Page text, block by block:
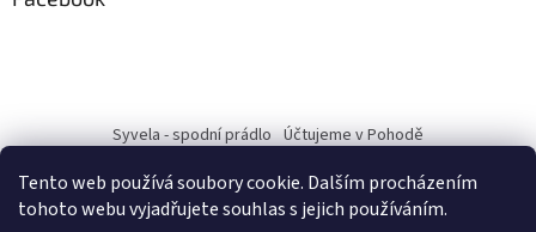
Tento web používá soubory cookie. Dalším procházením
tohoto webu vyjadřujete souhlas s jejich používáním.
Syvela - spodní prádlo Účtujeme v Pohodě